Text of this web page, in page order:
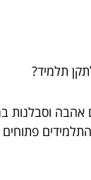
תלמיד?
וסבלנות
פתוחים